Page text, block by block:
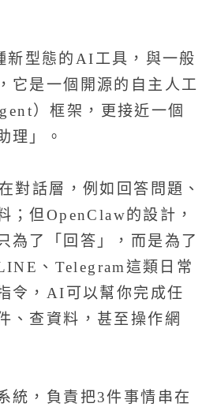
新型態的AI工具，與一般
它是一個開源的自主人工
）框架，更接近一個
理」。
對話層，例如回答問題、
；但OpenClaw的設計，
為了「回答」，而是為了
、Telegram這類日常
令，AI可以幫你完成任
、查資料，甚至操作網
統，負責把3件事情串在